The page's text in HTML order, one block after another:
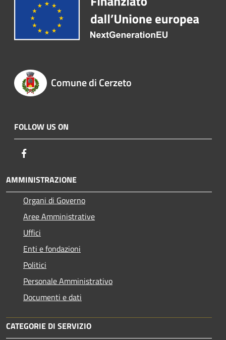
Comune di Cerzeto
FOLLOW US ON
AMMINISTRAZIONE
Organi di Governo
Aree Amministrative
Uffici
Enti e fondazioni
Politici
Personale Amministrativo
Documenti e dati
CATEGORIE DI SERVIZIO